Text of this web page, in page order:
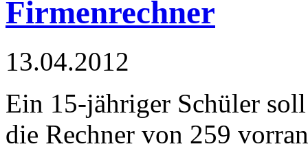
Firmenrechner
13.04.2012
Ein 15-jähriger Schüler
die Rechner von 259